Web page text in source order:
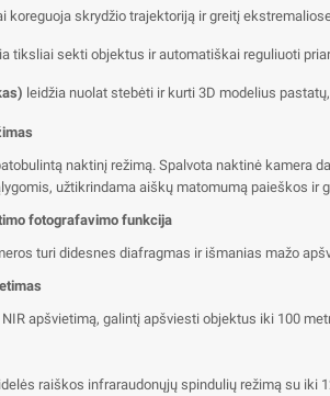
koreguoja skrydžio trajektoriją ir greitį
tiksliai sekti objektus ir automatiškai reguliuoti
leidžia nuolat stebėti ir kurti 3D modelius
naktinį režimą. Spalvota naktinė kamera
užtikrindama aiškų matomumą paieškos ir
fotografavimo funkcija
turi didesnes diafragmas ir išmanias mažo
apšvietimą, galintį apšviesti objektus iki 100
raiškos infraraudonųjų spindulių režimą su